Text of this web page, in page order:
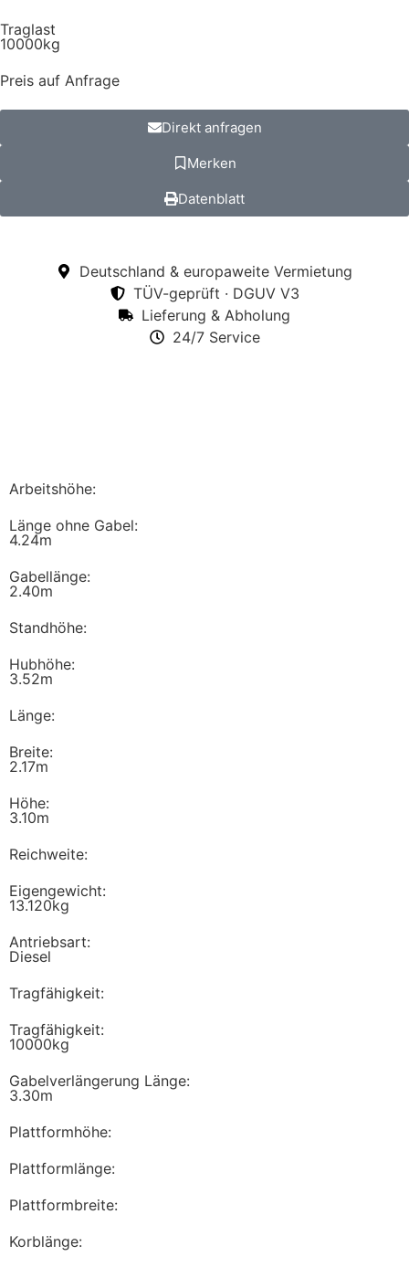
Traglast
10000kg
Preis auf Anfrage
Direkt anfragen
Merken
Datenblatt
Deutschland & europaweite Vermietung
TÜV-geprüft · DGUV V3
Lieferung & Abholung
24/7 Service
Arbeitshöhe:
Länge ohne Gabel:
4.24m
Gabellänge:
2.40m
Standhöhe:
Hubhöhe:
3.52m
Länge:
Breite:
2.17m
Höhe:
3.10m
Reichweite:
Eigengewicht:
13.120kg
Antriebsart:
Diesel
Tragfähigkeit:
Tragfähigkeit:
10000kg
Gabelverlängerung Länge:
3.30m
Plattformhöhe:
Plattformlänge:
Plattformbreite:
Korblänge: